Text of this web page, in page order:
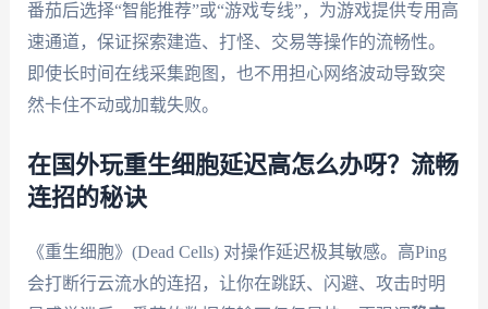
番茄后选择“智能推荐”或“游戏专线”，为游戏提供专用高
速通道，保证探索建造、打怪、交易等操作的流畅性。
即使长时间在线采集跑图，也不用担心网络波动导致突
然卡住不动或加载失败。
在国外玩重生细胞延迟高怎么办呀？流畅
连招的秘诀
《重生细胞》(Dead Cells) 对操作延迟极其敏感。高Ping
会打断行云流水的连招，让你在跳跃、闪避、攻击时明